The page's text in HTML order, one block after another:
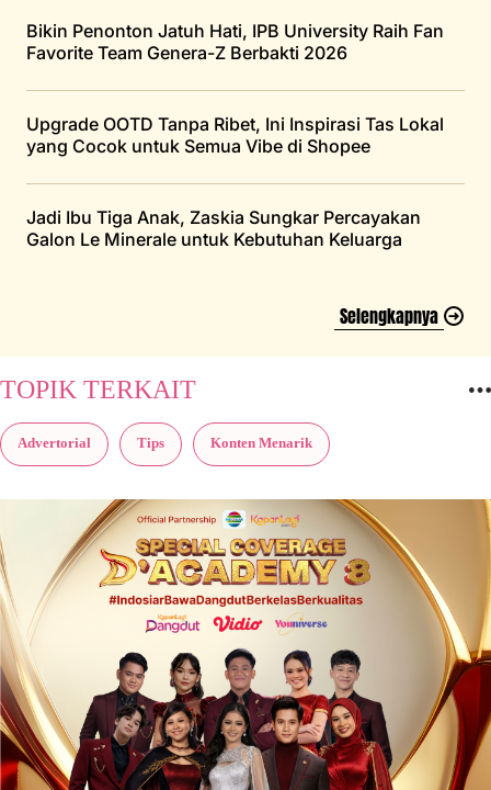
Bikin Penonton Jatuh Hati, IPB University Raih Fan
Favorite Team Genera-Z Berbakti 2026
Upgrade OOTD Tanpa Ribet, Ini Inspirasi Tas Lokal
yang Cocok untuk Semua Vibe di Shopee
Jadi Ibu Tiga Anak, Zaskia Sungkar Percayakan
Galon Le Minerale untuk Kebutuhan Keluarga
Selengkapnya
TOPIK TERKAIT
Advertorial Tips Konten Menarik